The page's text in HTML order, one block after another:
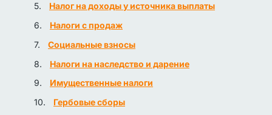
Налог на доходы у источника выплаты
Налоги с продаж
Социальные взносы
Налоги на наследство и дарение
Имущественные налоги
Гербовые сборы